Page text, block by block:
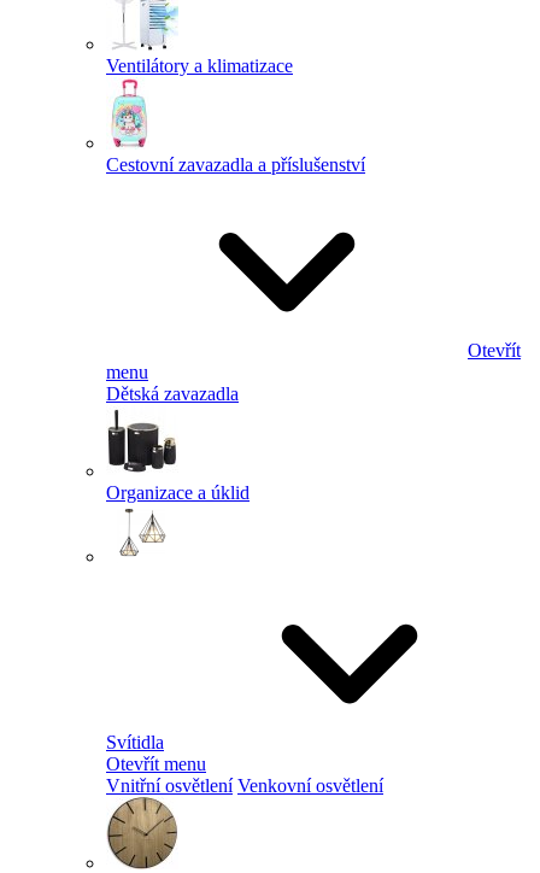
Ventilátory a klimatizace
Cestovní zavazadla a příslušenství
Otevřít
menu
Dětská zavazadla
Organizace a úklid
Svítidla
Otevřít menu
Vnitřní osvětlení Venkovní osvětlení